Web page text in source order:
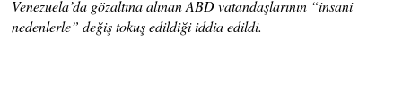
Venezuela’da gözaltına alınan ABD vatandaşlarının “insani
nedenlerle” değiş tokuş edildiği iddia edildi.